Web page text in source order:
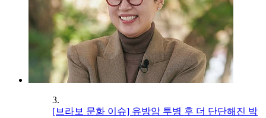
3.
[브라보 문화 이슈] 유방암 투병 후 더 단단해진 박